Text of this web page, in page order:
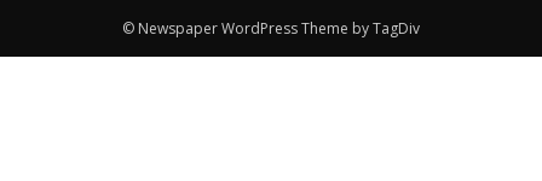
© Newspaper WordPress Theme by TagDiv